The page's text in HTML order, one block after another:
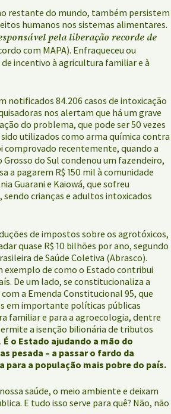
restante do mundo, também persistem
humanos nos sistemas alimentares.
pela liberação recorde de
com MAPA). Enfraqueceu ou
incentivo à agricultura familiar e à
notificados 84.206 casos de intoxicação
nos alertam que há um grave
do problema, que pode ser 50 vezes
utilizados como arma química contra
comprovado recentemente, quando a
do Sul condenou um fazendeiro,
a pagarem R$ 150 mil à comunidade
Guarani e Kaiowá, que sofreu
sendo crianças e adultos intoxicados
de impostos sobre os agrotóxicos,
quase R$ 10 bilhões por ano, segundo
de Saúde Coletiva (Abrasco).
exemplo de como o Estado contribui
De um lado, se constitucionaliza a
a Emenda Constitucional 95, que
em importante políticas públicas
familiar e para a agroecologia, dentre
a isenção bilionária de tributos
É o Estado ajudando a mão do
pesada – a passar o fardo da
para a população mais pobre do país.
saúde, o meio ambiente e deixam
E tudo isso serve para quê? Não, não